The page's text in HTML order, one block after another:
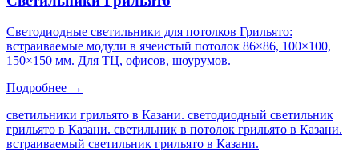
Светодиодные светильники для потолков Грильято:
встраиваемые модули в ячеистый потолок 86×86, 100×100,
150×150 мм. Для ТЦ, офисов, шоурумов.
Подробнее →
светильники грильято в Казани. светодиодный светильник
грильято в Казани. светильник в потолок грильято в Казани.
встраиваемый светильник грильято в Казани.